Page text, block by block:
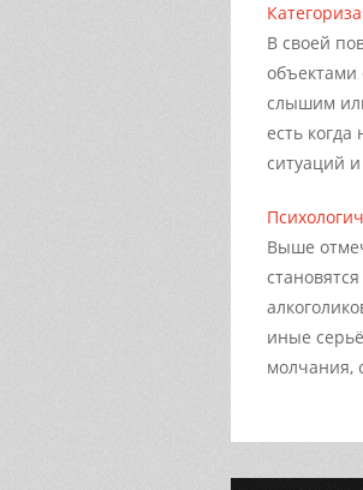
В своей
слышим
есть
ситуаций
Выше
иные
молчания,